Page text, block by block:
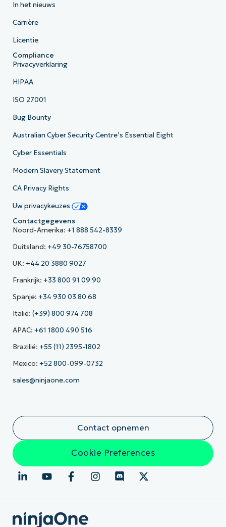
In het nieuws
Carrière
Licentie
Compliance
Privacyverklaring
HIPAA
ISO 27001
Bug Bounty
Australian Cyber Security Centre’s Essential Eight
Cyber Essentials
Modern Slavery Statement
CA Privacy Rights
Uw privacykeuzes
Contactgegevens
Noord-Amerika: +1 888 542-8339
Duitsland: +49 30-76758700
UK: +44 20 3880 9027
Frankrijk: +33 800 91 09 90
Spanje: +34 930 03 80 68
Italië: (+39) 800 974 708
APAC: +61 1800 490 516
Brazilië: +55 (11) 2395-1802
Mexico: +52 800-099-0732
sales@ninjaone.com
Contact opnemen
Cookie Preferences